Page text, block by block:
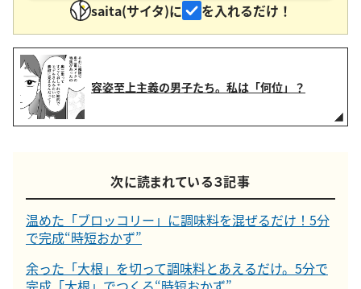
saita(サイタ)に
を入れるだけ！
容姿至上主義の男子たち。私は「何位」？
次に読まれている３記事
温めた「ブロッコリー」に調味料を混ぜるだけ！5分
で完成“時短おかず”
余った「大根」を切って調味料とあえるだけ。5分で